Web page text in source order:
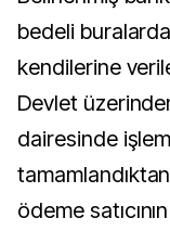
bedeli
kendilerine
Devlet
dairesinde
ödeme